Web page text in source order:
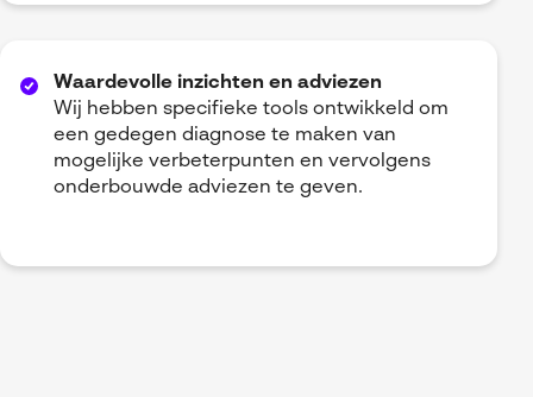
Waardevolle inzichten en adviezen
Wij hebben specifieke tools ontwikkeld om
een gedegen diagnose te maken van
mogelijke verbeterpunten en vervolgens
onderbouwde adviezen te geven.